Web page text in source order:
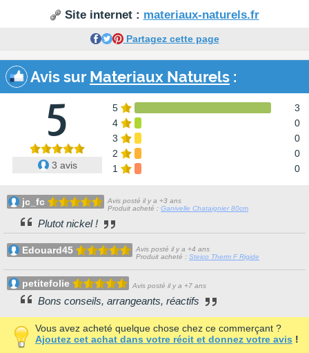
Site internet : materiaux-naturels.fr
Partagez cette page
Avis surMateriaux Naturels :
5
3 avis
5
3
4
0
3
0
2
0
1
0
jc_fc
Avis posté il y a +3 ans
Produit acheté : Ganivelle Chataignier 80cm
Plutot nickel !
Edouard45
Avis posté il y a +4 ans
Produit acheté : Steico Therm F Rigide
petitefolie Avis posté il y a +7 ans
Bons conseils, arrangeants, réactifs
Vous avez acheté quelque chose chez ce commerçant ?
Ajoutez cet achat dans votre récit et donnez votre avis !